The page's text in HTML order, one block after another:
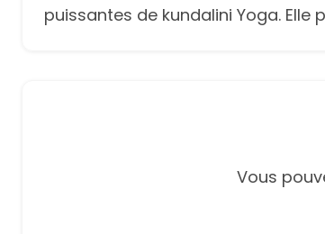
puissantes de kundalini Yoga.
Vous